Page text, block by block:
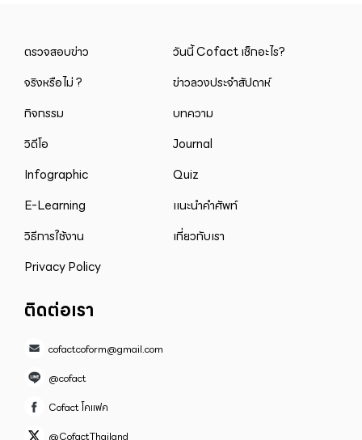
ตรวจสอบข่าว
วันนี้ Cofact เช็กอะไร?
จริงหรือไม่ ?
ข่าวลวงประจำสัปดาห์
กิจกรรม
บทความ
วิดีโอ
Journal
Infographic
Quiz
E-Learning
แนะนำคำศัพท์
วิธีการใช้งาน
เกี่ยวกับเรา
Privacy Policy
ติดต่อเรา
cofactcoform@gmail.com
@cofact
Cofact โคแฟค
@CofactThailand